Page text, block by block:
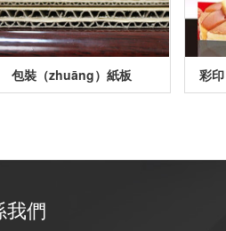
包裝（zhuāng）紙板 彩
我們